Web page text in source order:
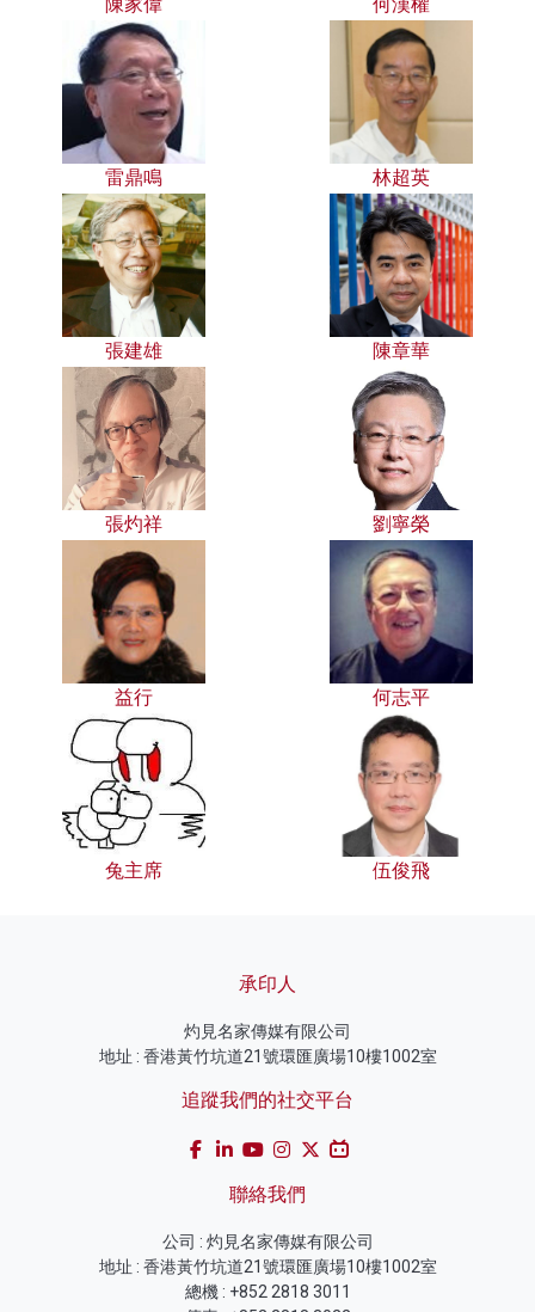
陳家偉 何漢權
雷鼎鳴 林超英
張建雄 陳章華
張灼祥 劉寧榮
益行 何志平
兔主席 伍俊飛
承印人
灼見名家傳媒有限公司
地址 : 香港黃竹坑道21號環匯廣場10樓1002室
追蹤我們的社交平台
聯絡我們
公司 : 灼見名家傳媒有限公司
地址 : 香港黃竹坑道21號環匯廣場10樓1002室
總機 : +852 2818 3011